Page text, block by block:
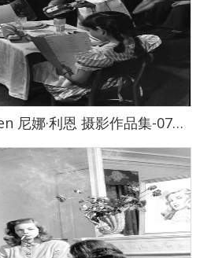
尼娜·利恩 Nina Leen 尼娜·利恩 摄影作品集-0727